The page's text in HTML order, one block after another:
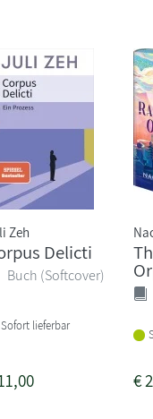
Zeh
Delicti
Buch (Softcover)
Sofort lieferbar
€